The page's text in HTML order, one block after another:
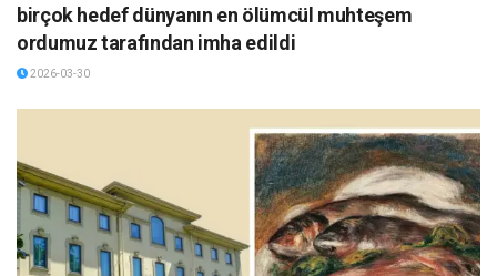
birçok hedef dünyanın en ölümcül muhteşem
ordumuz tarafından imha edildi
2026-03-30